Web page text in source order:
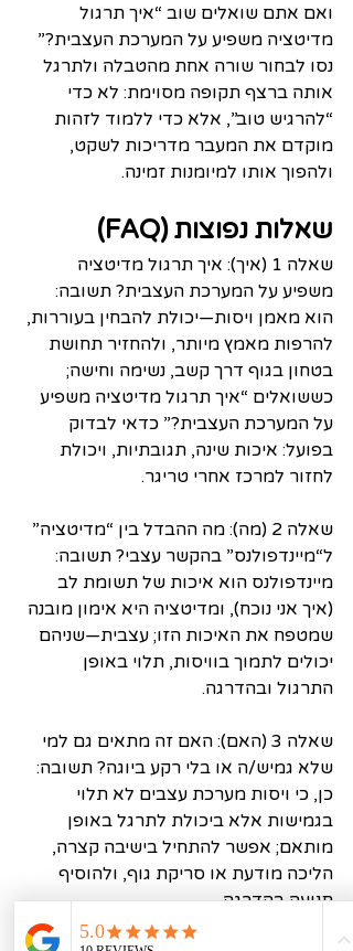
ואם אתם שואלים שוב “איך תרגול
מדיטציה משפיע על המערכת העצבית?”
נסו לבחור שורה אחת מהטבלה ולתרגל
אותה ברצף תקופה מסוימת: לא כדי
“להרגיש טוב”, אלא כדי ללמוד לזהות
מוקדם את המעבר מדריכות לשקט,
ולהפוך אותו למיומנות זמינה.
שאלות נפוצות (FAQ)
שאלה 1 (איך): איך תרגול מדיטציה
משפיע על המערכת העצבית? תשובה:
הוא מאמן ויסות—יכולת להבחין בעוררות,
להרפות מאמץ מיותר, ולהחזיר תחושת
בטחון בגוף דרך קשב, נשימה וחישה;
כששואלים “איך תרגול מדיטציה משפיע
על המערכת העצבית?” כדאי לבדוק
בפועל: איכות שינה, תגובתיות, ויכולת
לחזור למרכז אחרי טריגר.
שאלה 2 (מה): מה ההבדל בין “מדיטציה”
ל“מיינדפולנס” בהקשר עצבי? תשובה:
מיינדפולנס הוא איכות של תשומת לב
(איך אני נוכח), ומדיטציה היא אימון מובנה
שמטפח את האיכות הזו; עצבית—שניהם
יכולים לתמוך בוויסות, תלוי באופן
התרגול ובהדרגה.
שאלה 3 (האם): האם זה מתאים גם למי
שלא גמיש/ה או בלי רקע ביוגה? תשובה:
כן, כי ויסות מערכת עצבים לא תלוי
בגמישות אלא ביכולת לתרגל באופן
מותאם; אפשר להתחיל בישיבה קצרה,
הליכה מודעת או סריקת גוף, ולהוסיף
תנועה בהדרגה.